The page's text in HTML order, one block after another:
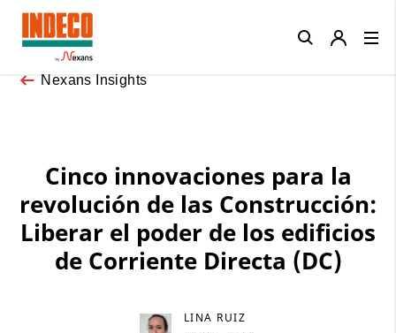
Nexans Insights
Cinco innovaciones para la
revolución de las Construcción:
Liberar el poder de los edificios
de Corriente Directa (DC)
LINA RUIZ